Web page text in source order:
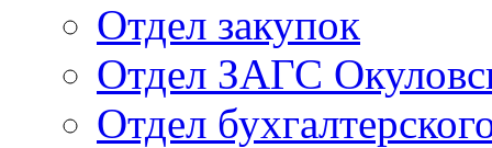
Отдел закупок
Отдел ЗАГС
Отдел